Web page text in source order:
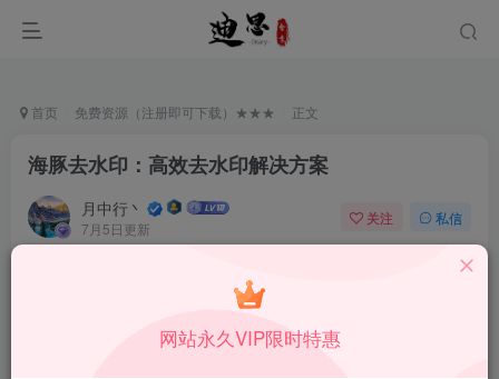
首页 免费资源（注册即可下载）★★★ 正文
海豚去水印：高效去水印解决方案
月中行丶
7月5日更新
关注 私信
海豚去水印：高效去水印解决方案
此内容为免费资源，请登录后查看
网站永久VIP限时特惠